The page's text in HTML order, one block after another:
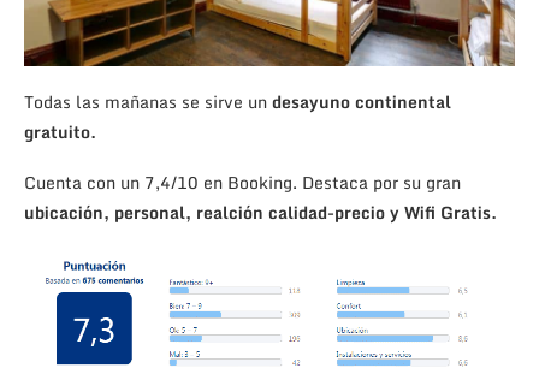
Todas las mañanas se sirve undesayuno continental
gratuito.
Cuenta con un 7,4/10 en Booking. Destaca por su gran
ubicación, personal, realción calidad-precio y Wifi Gratis.